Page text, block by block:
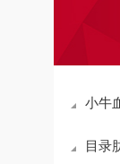
小牛血
目录肽